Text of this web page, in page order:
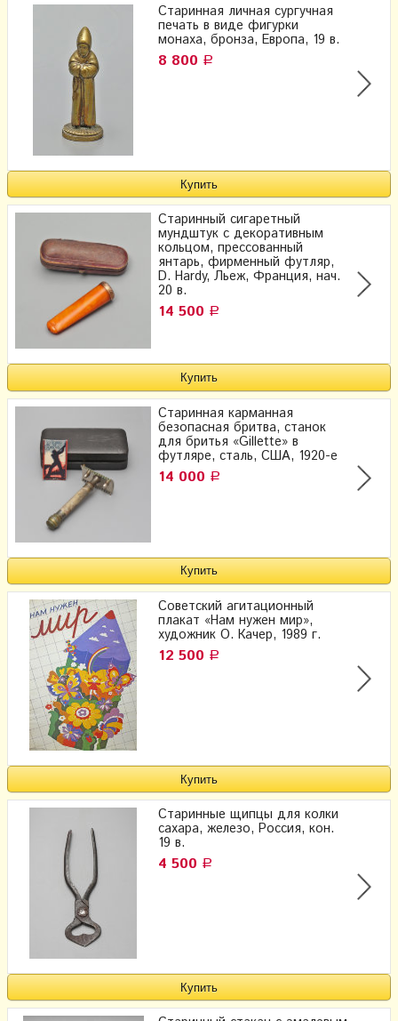
Старинная личная сургучная
печать в виде фигурки
монаха, бронза, Европа, 19 в.
8 800 Р
Старинный сигаретный
мундштук с декоративным
кольцом, прессованный
янтарь, фирменный футляр,
D. Hardy, Льеж, Франция, нач.
20 в.
14 500 Р
Старинная карманная
безопасная бритва, станок
для бритья «Gillette» в
футляре, сталь, США, 1920-е
14 000 Р
Советский агитационный
плакат «Нам нужен мир»,
художник О. Качер, 1989 г.
12 500 Р
Старинные щипцы для колки
сахара, железо, Россия, кон.
19 в.
4 500 Р